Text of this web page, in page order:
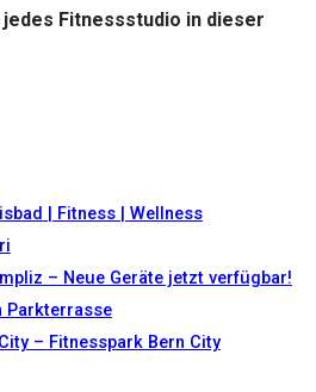
Fitnessstudio in dieser
| Fitness | Wellness
– Neue Geräte jetzt verfügbar!
Parkterrasse
– Fitnesspark Bern City